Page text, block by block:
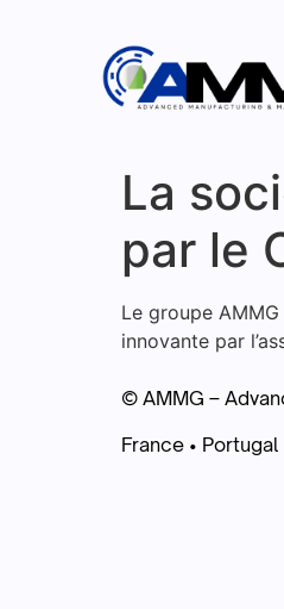
La
par le
Le groupe
innovante par
© AMMG –
France • Portugal